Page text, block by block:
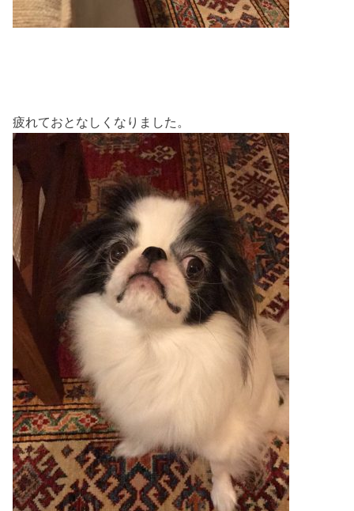
疲れておとなしくなりました。